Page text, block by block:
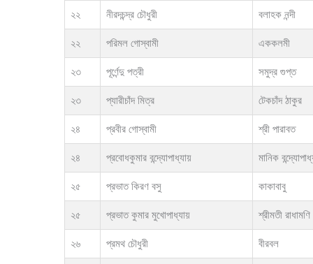
২২ নীরদচন্দ্র চৌধুরী বলাহক নন্দী
২২ পরিমল গোস্বামী এককলমী
২৩ পূর্ণেন্দু পত্রী সমুদ্র গুপ্ত
২৩ প্যারীচাঁদ মিত্র টেকচাঁদ ঠাকুর
২৪ প্রবীর গোস্বামী শ্রী পারাবত
২৪ প্রবোধকুমার বন্দ্যোপাধ্যায় মানিক
২৫ প্রভাত কিরণ বসু কাকাবাবু
২৫ প্রভাত কুমার মুখোপাধ্যায় শ্রীমতী রাধামণি
২৬ প্রমথ চৌধুরী বীরবল